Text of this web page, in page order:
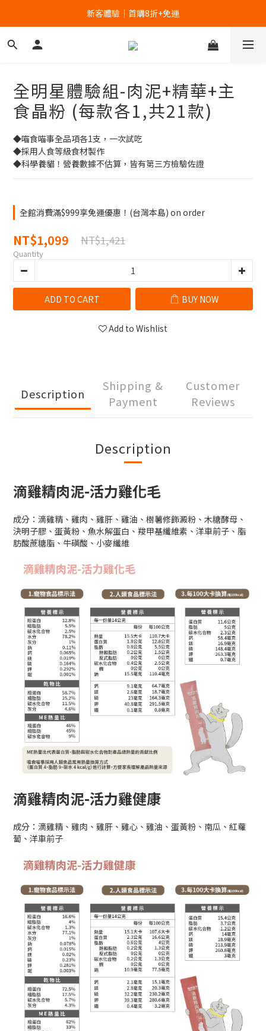
新客體驗｜首購8折+免運
新客體驗｜首購8折+免運
家裡的肉泥健康嗎？立刻分析👉
全明星體驗組-肉泥+精華+主
食晶粉 (每款各1,共21款)
◆喵食喵事全品項各1支，一次試吃
◆採用人食等級食材製作
◆科學養貓！營養數據不估算，皆有第三方檢驗佐證
全館消費滿$999享免運優惠！(台灣本島) on order
NT$1,099 NT$1,421
Quantity
ADD TO CART BUY NOW
Add to Wishlist
Description
Shipping &
Payment
Customer
Reviews
Description
滴雞精肉泥-活力雞化毛
成分：滴雞精、雞肉、雞肝、雞油、樹薯修飾澱粉、木糖酵母、
決明子膠、蛋黃粉、魚水解蛋白、羧甲基纖維素、洋車前子、脂
肪酸蔗糖脂、牛磺酸、小麥纖維
滴雞精肉泥-活力雞健康
成分：滴雞精、雞肉、雞肝、雞心、雞油、蛋黃粉、南瓜、紅蘿
蔔、洋車前子